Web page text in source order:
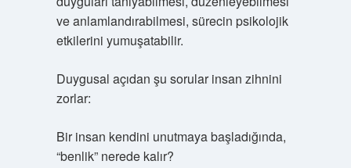
ve anlamlandırabilmesi, sürecin psikolojik
etkilerini yumuşatabilir.
Duygusal açıdan şu sorular insan zihnini
zorlar:
Bir insan kendini unutmaya başladığında,
“benlik” nerede kalır?